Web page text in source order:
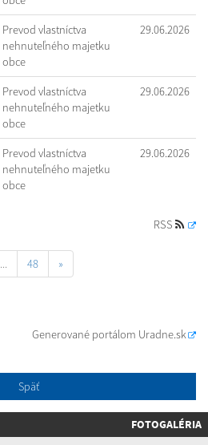
Prevod vlastníctva
nehnuteľného majetku
obce
29.06.2026
Prevod vlastníctva
nehnuteľného majetku
obce
29.06.2026
Prevod vlastníctva
nehnuteľného majetku
obce
29.06.2026
RSS
... 48 »
Generované portálom Uradne.sk
Späť
FOTOGALÉRIA